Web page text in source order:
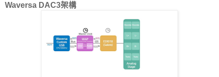
Waversa DAC3架構